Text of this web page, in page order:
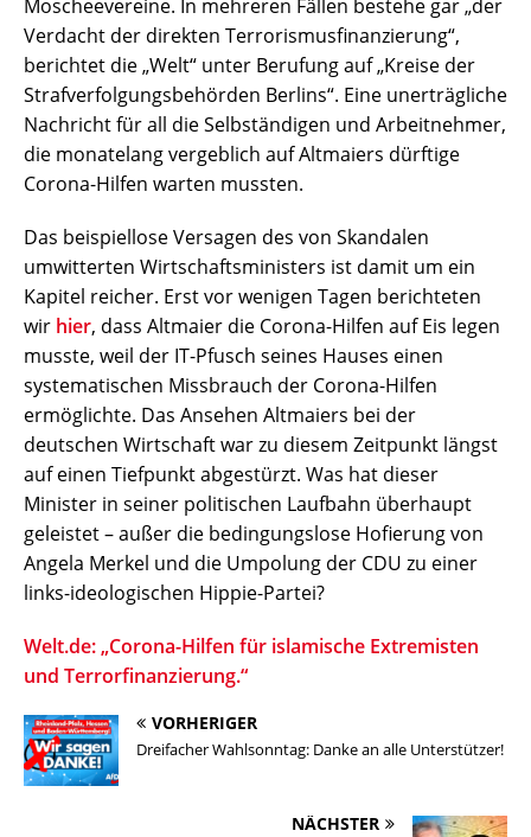
Moscheevereine. In mehreren Fällen bestehe gar „der
Verdacht der direkten Terrorismusfinanzierung“,
berichtet die „Welt“ unter Berufung auf „Kreise der
Strafverfolgungsbehörden Berlins“. Eine unerträgliche
Nachricht für all die Selbständigen und Arbeitnehmer,
die monatelang vergeblich auf Altmaiers dürftige
Corona-Hilfen warten mussten.
Das beispiellose Versagen des von Skandalen
umwitterten Wirtschaftsministers ist damit um ein
Kapitel reicher. Erst vor wenigen Tagen berichteten
wir hier, dass Altmaier die Corona-Hilfen auf Eis legen
musste, weil der IT-Pfusch seines Hauses einen
systematischen Missbrauch der Corona-Hilfen
ermöglichte. Das Ansehen Altmaiers bei der
deutschen Wirtschaft war zu diesem Zeitpunkt längst
auf einen Tiefpunkt abgestürzt. Was hat dieser
Minister in seiner politischen Laufbahn überhaupt
geleistet – außer die bedingungslose Hofierung von
Angela Merkel und die Umpolung der CDU zu einer
links-ideologischen Hippie-Partei?
Welt.de: „Corona-Hilfen für islamische Extremisten
und Terrorfinanzierung.“
VORHERIGER
Dreifacher Wahlsonntag: Danke an alle Unterstützer!
NÄCHSTER